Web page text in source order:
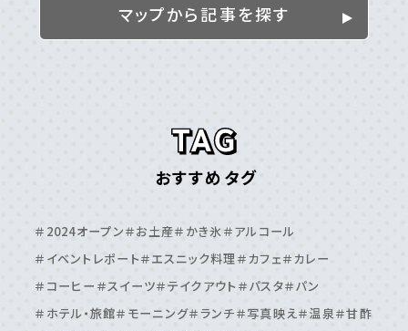
離島
＃伊集院周辺
＃吉⽥・吉野周辺
＃天⽂館周辺
＃桜島周辺
＃鴨池・与次郎周辺 ＃鹿児島駅周辺
マップから記事を探す
おすすめタグ
＃2024オープン＃お土産＃かき氷＃アルコール
＃イベントレポート＃エスニック料理＃カフェ＃カレー
＃コーヒー ＃スイーツ＃テイクアウト ＃パスタ＃パン
＃ホテル・旅館＃モーニング＃ランチ＃写真映え＃温泉＃甘酢